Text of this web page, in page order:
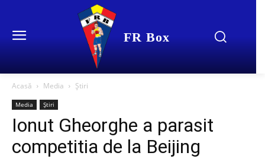
FR Box
Acasă Media Știri
Media Știri
Ionut Gheorghe a parasit
competitia de la Beijing